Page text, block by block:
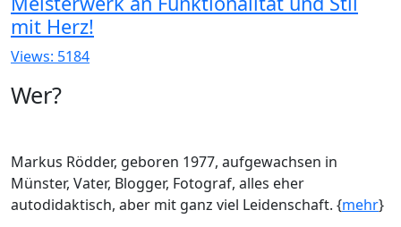
mit Herz!
Views: 5184
Wer?
Markus Rödder, geboren 1977, aufgewachsen in
Münster, Vater, Blogger, Fotograf, alles eher
autodidaktisch, aber mit ganz viel Leidenschaft. {mehr}